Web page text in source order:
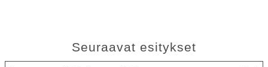
Seuraavat esitykset